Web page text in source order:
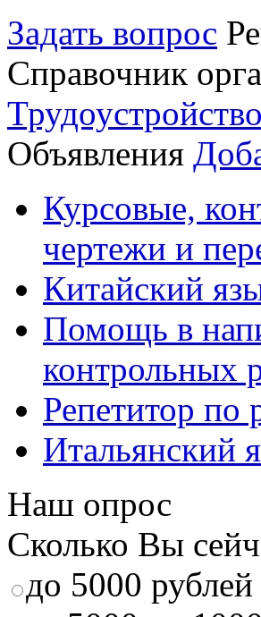
Задать вопрос
Справочник
Трудоустройство
Объявления
Курсовые,
чертежи и
Китайский
Помощь в
контрольных
Репетитор по
Итальянский
Наш опрос
Сколько Вы
до 5000 рублей